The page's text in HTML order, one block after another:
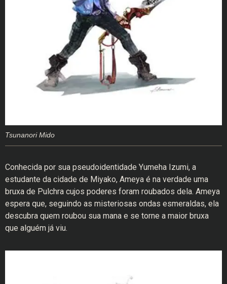
Tsunanori Mido
Conhecida por sua pseudoidentidade Yumeha Izumi, a
estudante da cidade de Miyako, Ameya é na verdade uma
bruxa de Pulchra cujos poderes foram roubados dela. Ameya
espera que, seguindo as misteriosas ondas esmeraldas, ela
descubra quem roubou sua mana e se torne a maior bruxa
que alguém já viu.